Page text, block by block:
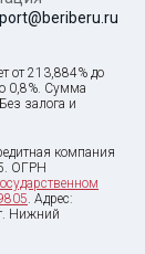
от 213,884% до
0,8%. Сумма
залога и
компания
ОГРН
. Адрес:
Нижний